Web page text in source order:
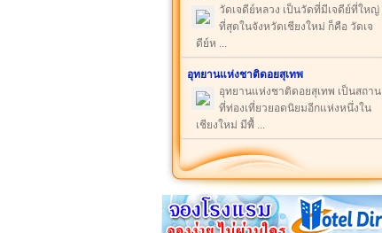
วัดเจดีย์หลวง เป็นวัดที่มีเจดีย์ที่ใหญ่
ที่สุดในจังหวัดเชียงใหม่ ก็คือ วัดเจ
ดีย์ห ...
อุทยานแห่งชาติดอยสุเทพ
อุทยานแห่งชาติดอยสุเทพ เป็นสถาน
ที่ท่องเที่ยวยอดนิยมอีกแห่งหนึ่งใน
เชียงใหม่ มีพื้ ...